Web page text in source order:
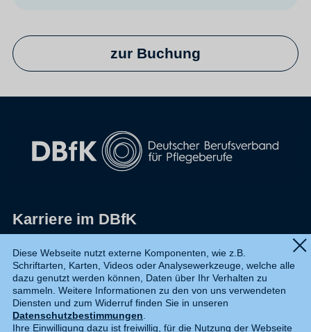
zur Buchung
Karriere im DBfK
Datenschutz
Shop
Widerruf
Diese Webseite nutzt externe Komponenten, wie z.B.
Schriftarten, Karten, Videos oder Analysewerkzeuge, welche alle
dazu genutzt werden können, Daten über Ihr Verhalten zu
sammeln. Weitere Informationen zu den von uns verwendeten
Diensten und zum Widerruf finden Sie in unseren
Datenschutzbestimmungen.
Ihre Einwilligung dazu ist freiwillig, für die Nutzung der Webseite